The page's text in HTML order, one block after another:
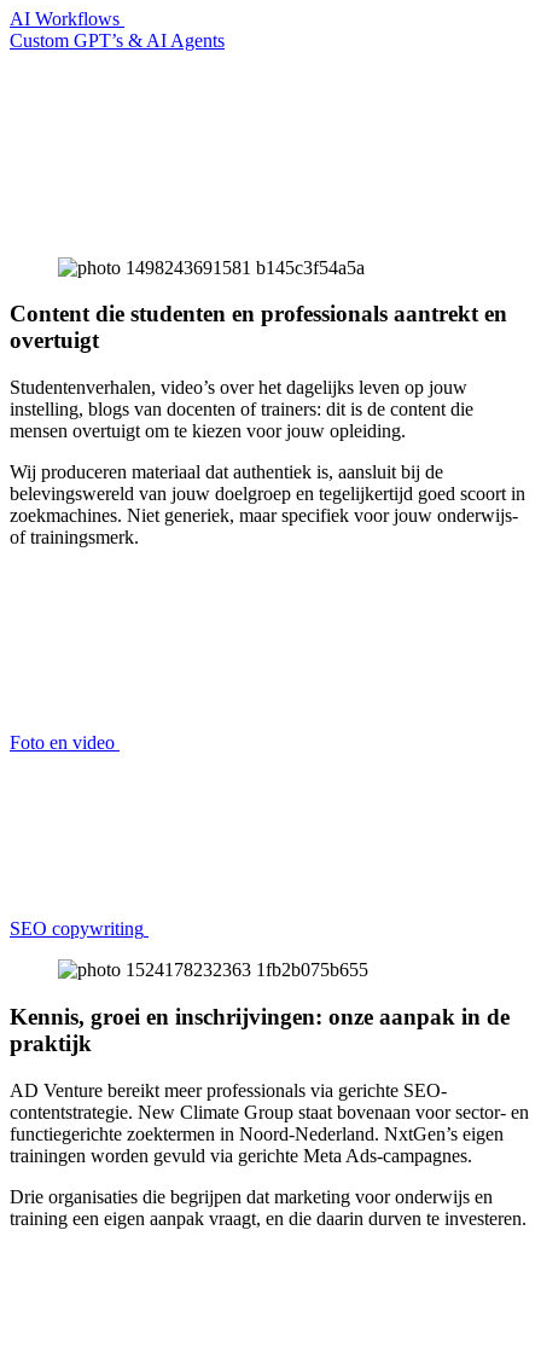
AI Workflows
Custom GPT’s & AI Agents
Content die studenten en professionals aantrekt en
overtuigt
Studentenverhalen, video’s over het dagelijks leven op jouw
instelling, blogs van docenten of trainers: dit is de content die
mensen overtuigt om te kiezen voor jouw opleiding.
Wij produceren materiaal dat authentiek is, aansluit bij de
belevingswereld van jouw doelgroep en tegelijkertijd goed scoort in
zoekmachines. Niet generiek, maar specifiek voor jouw onderwijs-
of trainingsmerk.
Foto en video
SEO copywriting
Kennis, groei en inschrijvingen: onze aanpak in de
praktijk
AD Venture bereikt meer professionals via gerichte SEO-
contentstrategie. New Climate Group staat bovenaan voor sector- en
functiegerichte zoektermen in Noord-Nederland. NxtGen’s eigen
trainingen worden gevuld via gerichte Meta Ads-campagnes.
Drie organisaties die begrijpen dat marketing voor onderwijs en
training een eigen aanpak vraagt, en die daarin durven te investeren.